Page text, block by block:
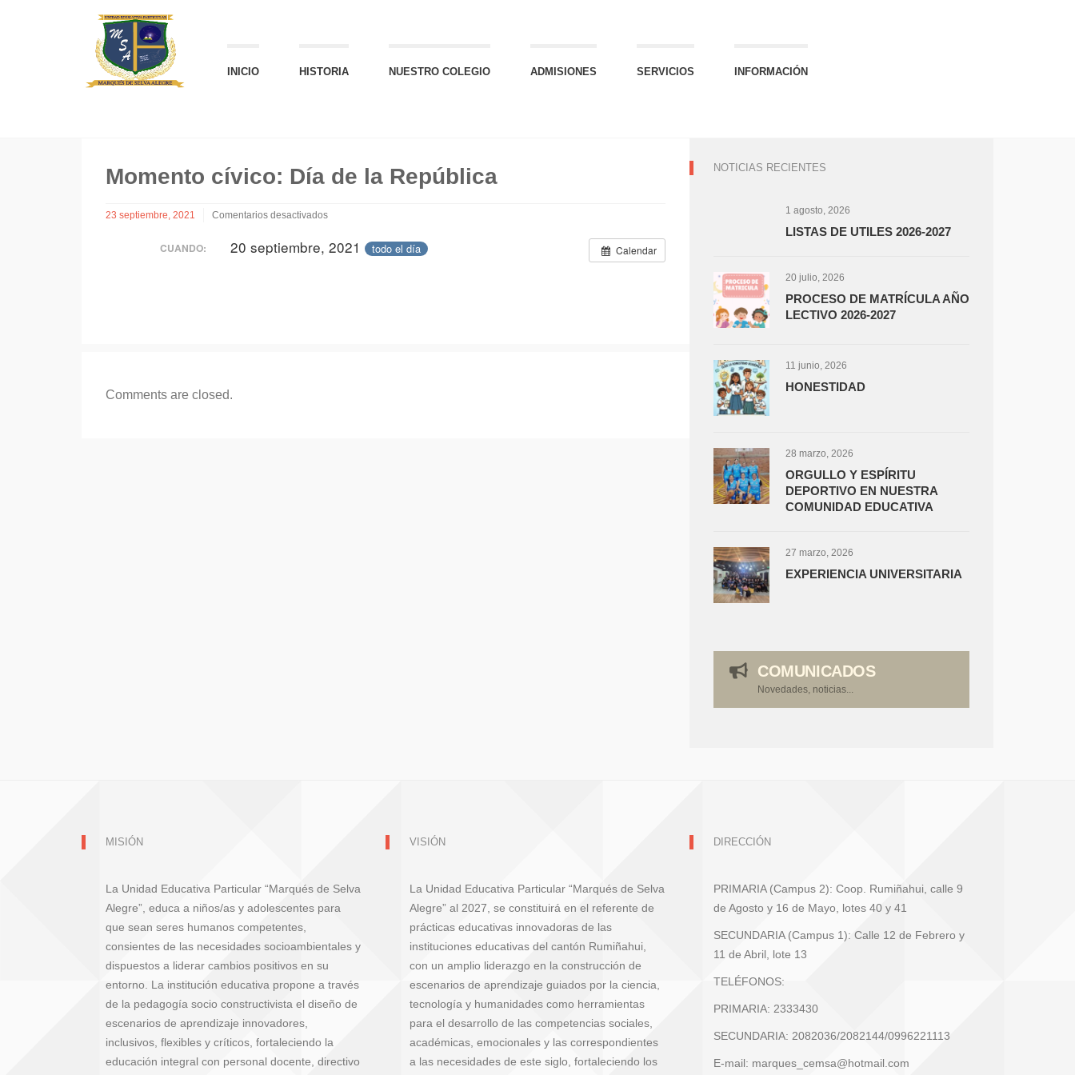
INICIO HISTORIA NUESTRO COLEGIO ADMISIONES SERVICIOS INFORMACIÓN
Momento cívico: Día de la República
23 septiembre, 2021
Comentarios desactivados
Momento
Calendar
CUANDO: 20 septiembre, 2021 todo el día
Comments are closed.
NOTICIAS RECIENTES
1 agosto, 2026
LISTAS DE UTILES 2026-2027
20 julio, 2026
PROCESO DE MATRÍCULA AÑO
LECTIVO 2026-2027
11 junio, 2026
HONESTIDAD
28 marzo, 2026
ORGULLO Y ESPÍRITU
DEPORTIVO EN NUESTRA
COMUNIDAD EDUCATIVA
27 marzo, 2026
EXPERIENCIA UNIVERSITARIA
COMUNICADOS
Novedades, noticias...
MISIÓN
La Unidad Educativa Particular “Marqués de Selva
Alegre”, educa a niños/as y adolescentes para
que sean seres humanos competentes,
consientes de las necesidades socioambientales y
dispuestos a liderar cambios positivos en su
entorno. La institución educativa propone a través
de la pedagogía socio constructivista el diseño de
escenarios de aprendizaje innovadores,
inclusivos, flexibles y críticos, fortaleciendo la
educación integral con personal docente, directivo
VISIÓN
La Unidad Educativa Particular “Marqués de Selva
Alegre” al 2027, se constituirá en el referente de
prácticas educativas innovadoras de las
instituciones educativas del cantón Rumiñahui,
con un amplio liderazgo en la construcción de
escenarios de aprendizaje guiados por la ciencia,
tecnología y humanidades como herramientas
para el desarrollo de las competencias sociales,
académicas, emocionales y las correspondientes
a las necesidades de este siglo, fortaleciendo los
DIRECCIÓN
PRIMARIA (Campus 2): Coop. Rumiñahui, calle 9
de Agosto y 16 de Mayo, lotes 40 y 41
SECUNDARIA (Campus 1): Calle 12 de Febrero y
11 de Abril, lote 13
TELÉFONOS:
PRIMARIA: 2333430
SECUNDARIA: 2082036/2082144/0996221113
E-mail: marques_cemsa@hotmail.com